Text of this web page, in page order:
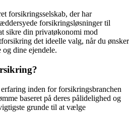
forsikringsselskab, der har
forsikringsløsninger til
sikre din privatøkonomi mod
det ideelle valg, når du ønsker
dine ejendele.
inden for forsikringsbranchen
baseret på deres pålidelighed og
grunde til at vælge